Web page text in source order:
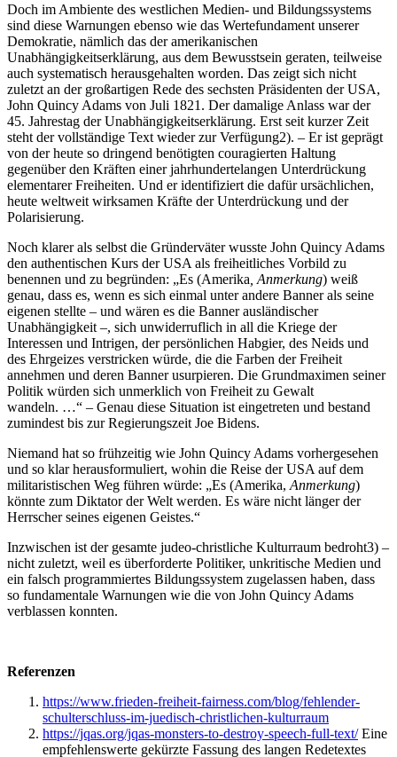
Doch im Ambiente des westlichen Medien- und Bildungssystems
sind diese Warnungen ebenso wie das Wertefundament unserer
Demokratie, nämlich das der amerikanischen
Unabhängigkeitserklärung, aus dem Bewusstsein geraten, teilweise
auch systematisch herausgehalten worden. Das zeigt sich nicht
zuletzt an der großartigen Rede des sechsten Präsidenten der USA,
John Quincy Adams von Juli 1821. Der damalige Anlass war der
45. Jahrestag der Unabhängigkeitserklärung. Erst seit kurzer Zeit
steht der vollständige Text wieder zur Verfügung2). – Er ist geprägt
von der heute so dringend benötigten couragierten Haltung
gegenüber den Kräften einer jahrhundertelangen Unterdrückung
elementarer Freiheiten. Und er identifiziert die dafür ursächlichen,
heute weltweit wirksamen Kräfte der Unterdrückung und der
Polarisierung.
Noch klarer als selbst die Gründerväter wusste John Quincy Adams
den authentischen Kurs der USA als freiheitliches Vorbild zu
benennen und zu begründen: „Es (Amerika , Anmerkung) weiß
genau, dass es, wenn es sich einmal unter andere Banner als seine
eigenen stellte – und wären es die Banner ausländischer
Unabhängigkeit –, sich unwiderruflich in all die Kriege der
Interessen und Intrigen, der persönlichen Habgier, des Neids und
des Ehrgeizes verstricken würde, die die Farben der Freiheit
annehmen und deren Banner usurpieren. Die Grundmaximen seiner
Politik würden sich unmerklich von Freiheit zu Gewalt
wandeln. …“ – Genau diese Situation ist eingetreten und bestand
zumindest bis zur Regierungszeit Joe Bidens.
Niemand hat so frühzeitig wie John Quincy Adams vorhergesehen
und so klar herausformuliert, wohin die Reise der USA auf dem
militaristischen Weg führen würde: „Es (Amerika, Anmerkung)
könnte zum Diktator der Welt werden. Es wäre nicht länger der
Herrscher seines eigenen Geistes.“
Inzwischen ist der gesamte judeo-christliche Kulturraum bedroht3) –
nicht zuletzt, weil es überforderte Politiker, unkritische Medien und
ein falsch programmiertes Bildungssystem zugelassen haben, dass
so fundamentale Warnungen wie die von John Quincy Adams
verblassen konnten.
Referenzen
https://www.frieden-freiheit-fairness.com/blog/fehlender-
schulterschluss-im-juedisch-christlichen-kulturraum
https://jqas.org/jqas-monsters-to-destroy-speech-full-text/Eine
empfehlenswerte gekürzte Fassung des langen Redetextes